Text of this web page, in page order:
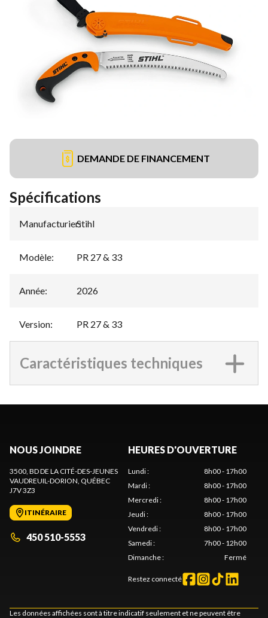
DEMANDE DE FINANCEMENT
Spécifications
Manufacturier:
Stihl
Modèle: PR 27 & 33
Année: 2026
Version: PR 27 & 33
Caractéristiques techniques
NOUS JOINDRE
3500, BD DE LA CITÉ-DES-JEUNES
VAUDREUIL-DORION, QUÉBEC
J7V 3Z3
ITINÉRAIRE
450 510-5553
HEURES D'OUVERTURE
Lundi:
8h00 - 17h00
Mardi:
8h00 - 17h00
Mercredi:
8h00 - 17h00
Jeudi:
8h00 - 17h00
Vendredi:
8h00 - 17h00
Samedi:
7h00 - 12h00
Dimanche: Fermé
Restez connecté
Les données affichées sont à titre indicatif seulement et ne peuvent être